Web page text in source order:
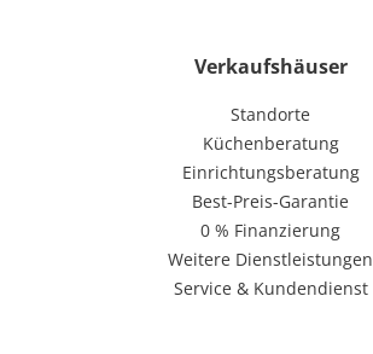
Verkaufshäuser
Standorte
Küchenberatung
Einrichtungsberatung
Best-Preis-Garantie
0 % Finanzierung
Weitere Dienstleistungen
Service & Kundendienst